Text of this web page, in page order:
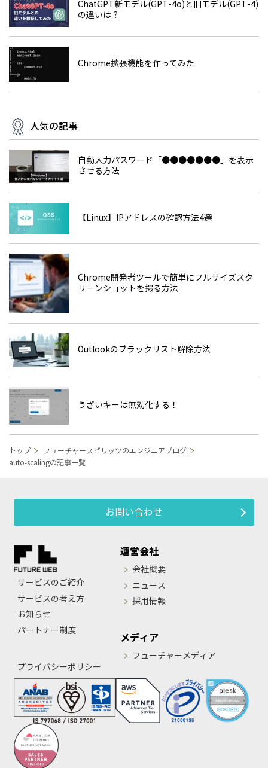
ChatGPT新モデル(GPT-4o)と旧モデル(GPT-4)
の違いは？
Chrome拡張機能を作ってみた
人気の記事
自動入力パスワード「●●●●●●●」を表示
させる方法
【Linux】IPアドレスの確認方法4選
Chrome開発者ツールで簡単にフルサイズスク
リーンショットを撮る方法
Outlookのブラックリスト解除方法
うざいキーは無効化する！
トップ
フューチャースピリッツのエンジニアブログ
auto-scalingの記事一覧
お問い合わせ
サービスのご紹介
サービスの考え方
お知らせ
パートナー制度
プライバシーポリシー
運営会社
会社概要
ニュース
採用情報
メディア
フューチャーメディア